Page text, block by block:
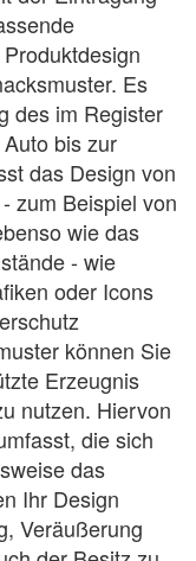
Es
des im Register
bis zur
das Design von
zum Beispiel von
wie das
- wie
oder Icons
können Sie
Erzeugnis
nutzen. Hiervon
die sich
das
Ihr Design
Veräußerung